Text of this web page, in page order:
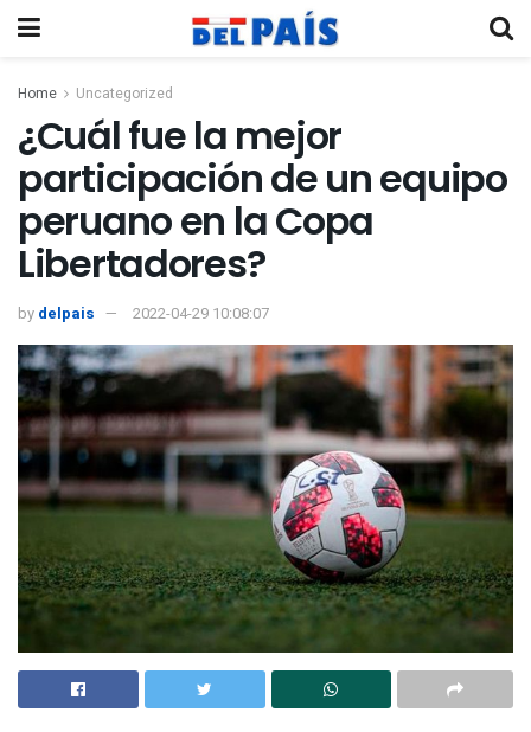
Home Uncategorized
¿Cuál fue la mejor
participación de un equipo
peruano en la Copa
Libertadores?
by delpais 2022-04-29 10:08:07